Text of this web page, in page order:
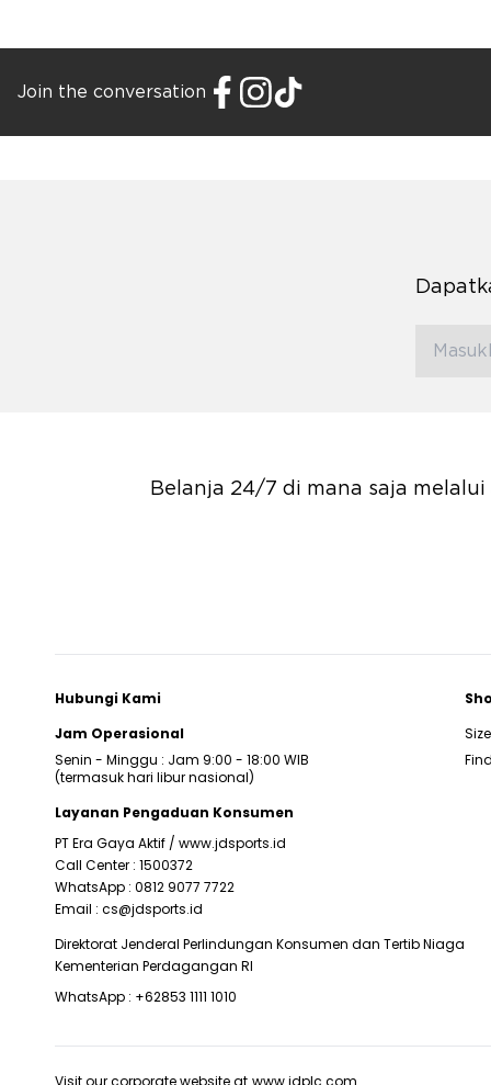
Join the conversation
Belanja 24/7 di mana saja
Hubungi Kami
Jam Operasional
Senin - Minggu : Jam 9:00 - 18:00 WIB
(termasuk hari libur nasional)
Layanan Pengaduan Konsumen
PT Era Gaya Aktif / www.jdsports.id
Call Center : 1500372
WhatsApp : 0812 9077 7722
Email : cs@jdsports.id
Direktorat Jenderal Perlindungan Konsumen dan Tertib Niaga
Kementerian Perdagangan RI
WhatsApp : +62853 1111 1010
Visit our corporate website at www.jdplc.com